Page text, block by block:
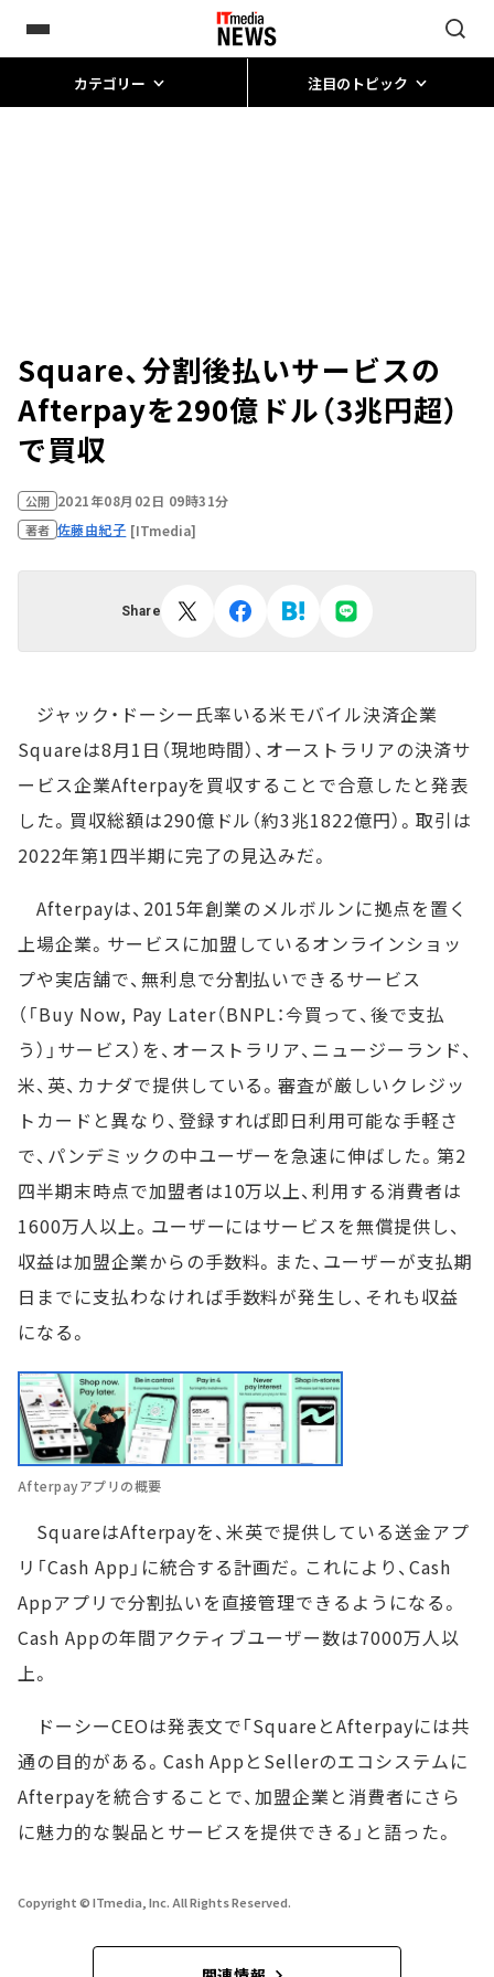
カテゴリー 注目のトピック
Square、分割後払いサービスの
Afterpayを290億ドル（3兆円超）
で買収
公開 2021年08月02日 09時31分
著者 佐藤由紀子 [ITmedia]
Share
ジャック・ドーシー氏率いる米モバイル決済企業
Squareは8月1日（現地時間）、オーストラリアの決済サ
ービス企業Afterpayを買収することで合意したと発表
した。買収総額は290億ドル（約3兆1822億円）。取引は
2022年第1四半期に完了の見込みだ。
Afterpayは、2015年創業のメルボルンに拠点を置く
上場企業。サービスに加盟しているオンラインショッ
プや実店舗で、無利息で分割払いできるサービス
（「Buy Now, Pay Later（BNPL：今買って、後で支払
う）」サービス）を、オーストラリア、ニュージーランド、
米、英、カナダで提供している。審査が厳しいクレジッ
トカードと異なり、登録すれば即日利用可能な手軽さ
で、パンデミックの中ユーザーを急速に伸ばした。第2
四半期末時点で加盟者は10万以上、利用する消費者は
1600万人以上。ユーザーにはサービスを無償提供し、
収益は加盟企業からの手数料。また、ユーザーが支払期
日までに支払わなければ手数料が発生し、それも収益
になる。
Afterpayアプリの概要
SquareはAfterpayを、米英で提供している送金アプ
リ「Cash App」に統合する計画だ。これにより、Cash
Appアプリで分割払いを直接管理できるようになる。
Cash Appの年間アクティブユーザー数は7000万人以
上。
ドーシーCEOは発表文で「SquareとAfterpayには共
通の目的がある。Cash AppとSellerのエコシステムに
Afterpayを統合することで、加盟企業と消費者にさら
に魅力的な製品とサービスを提供できる」と語った。
Copyright © ITmedia, Inc. All Rights Reserved.